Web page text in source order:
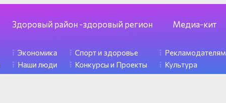
Здоровый район -здоровый регион Медиа-кит
Экономика
Наши люди
Спорт и здоровье
Конкурсы и Проекты
Рекламодателям
Культура